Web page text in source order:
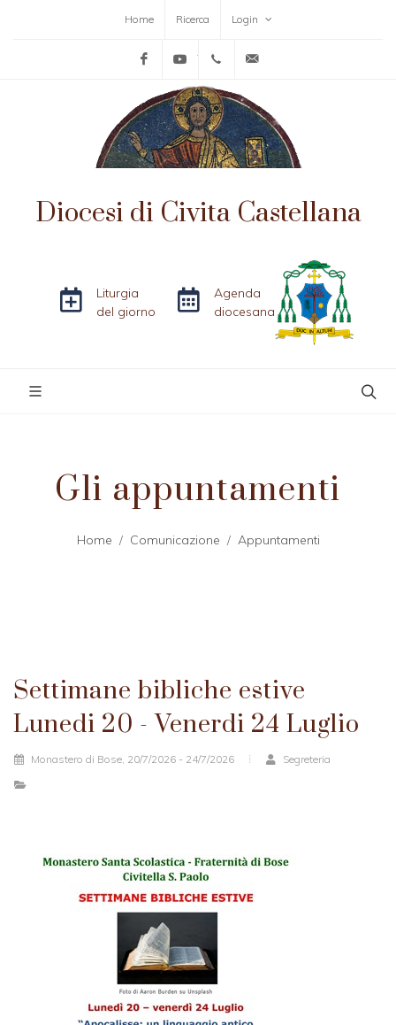
Home Ricerca Login
FacebookYouTube+39-0761-515152
Diocesi di Civita Castellana
Liturgia
del giorno
Agenda
diocesana
Gli appuntamenti
Home Comunicazione Appuntamenti
Settimane bibliche estive
Lunedi 20 - Venerdi 24 Luglio
Monastero di Bose, 20/7/2026 - 24/7/2026 Segreteria